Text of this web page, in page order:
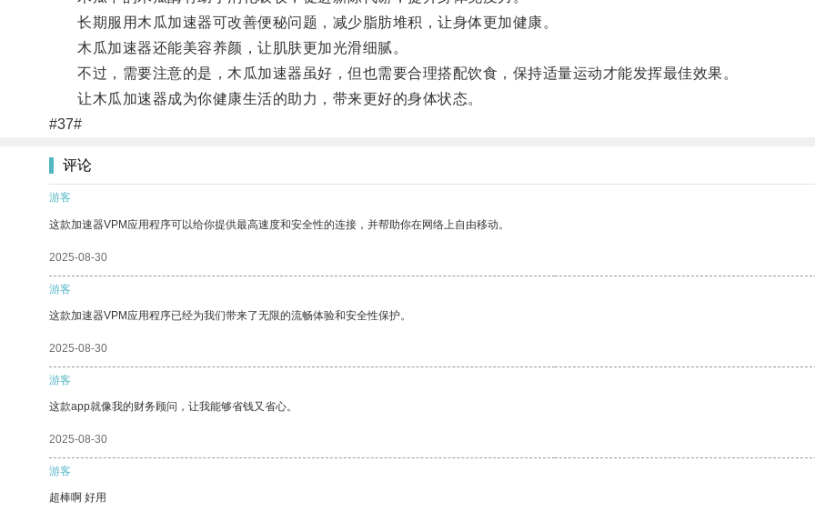
长期服用木瓜加速器可改善便秘问题，减少脂肪堆积，让身体更加健康。
木瓜加速器还能美容养颜，让肌肤更加光滑细腻。
不过，需要注意的是，木瓜加速器虽好，但也需要合理搭配饮食，保持适量运动才能发挥最佳效果。
让木瓜加速器成为你健康生活的助力，带来更好的身体状态。
#37#
评论
游客
这款加速器VPM应用程序可以给你提供最高速度和安全性的连接，并帮助你在网络上自由移动。
2025-08-30
游客
这款加速器VPM应用程序已经为我们带来了无限的流畅体验和安全性保护。
2025-08-30
游客
这款app就像我的财务顾问，让我能够省钱又省心。
2025-08-30
游客
超棒啊 好用